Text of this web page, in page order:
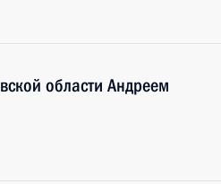
области Андреем